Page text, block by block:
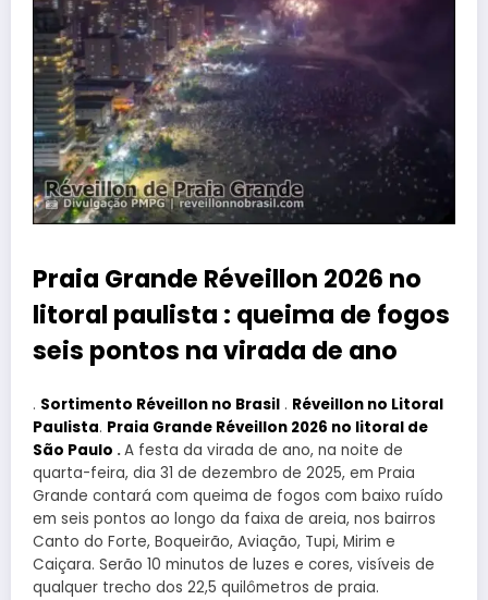
Praia Grande Réveillon 2026 no
litoral paulista : queima de fogos
seis pontos na virada de ano
. Sortimento Réveillon no Brasil . Réveillon no Litoral
Paulista. Praia Grande Réveillon 2026 no litoral de
São Paulo .A festa da virada de ano, na noite de
quarta-feira, dia 31 de dezembro de 2025, em Praia
Grande contará com queima de fogos com baixo ruído
em seis pontos ao longo da faixa de areia, nos bairros
Canto do Forte, Boqueirão, Aviação, Tupi, Mirim e
Caiçara. Serão 10 minutos de luzes e cores, visíveis de
qualquer trecho dos 22,5 quilômetros de praia.